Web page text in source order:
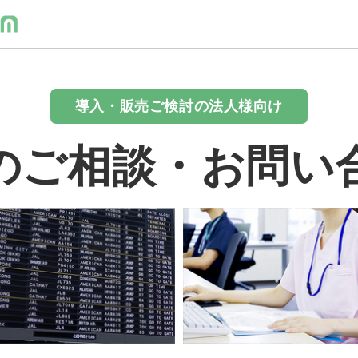
導入・販売ご検討の法人様向け
ご相談・お問い